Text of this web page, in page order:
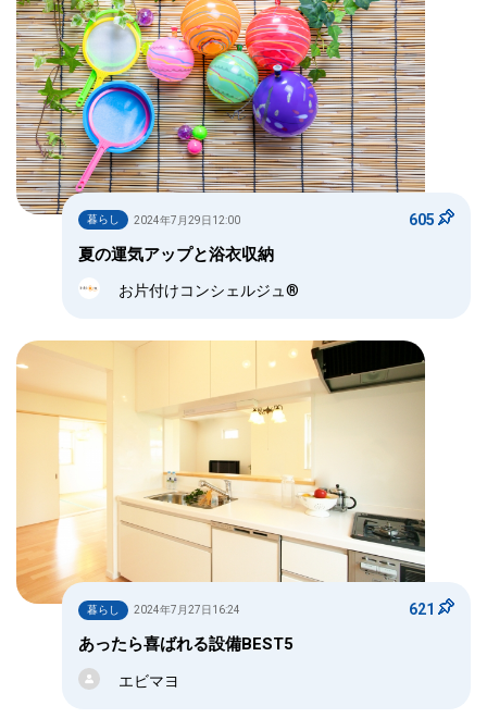
暮らし 2024年7月29日12:00 605
夏の運気アップと浴衣収納
お片付けコンシェルジュ®
暮らし 2024年7月27日16:24 621
あったら喜ばれる設備BEST5
エビマヨ